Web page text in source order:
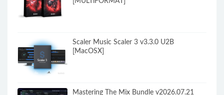
Scaler Music Scaler 3 v3.3.0 U2B
[MacOSX]
Mastering The Mix Bundle v2026.07.21